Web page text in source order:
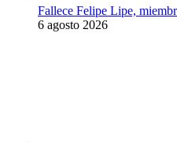
Fallece Felipe Lipe,
6 agosto 2026